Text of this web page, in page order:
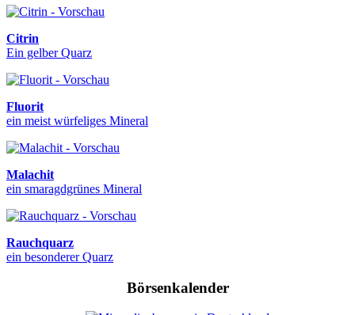
Citrin
Ein gelber Quarz
Fluorit
ein meist würfeliges Mineral
Malachit
ein smaragdgrünes Mineral
Rauchquarz
ein besonderer Quarz
Börsenkalender